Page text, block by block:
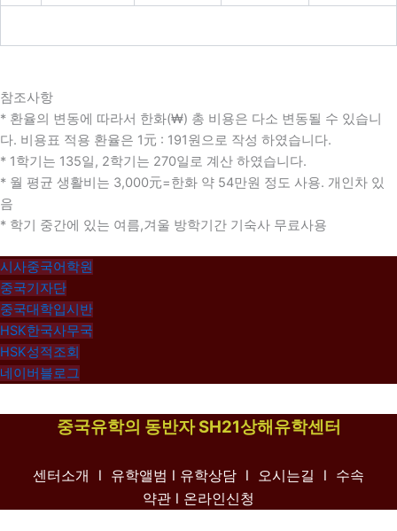
참조사항
* 환율의 변동에 따라서 한화(₩) 총 비용은 다소 변동될 수 있습니
다. 비용표 적용 환율은 1元 : 191원으로 작성 하였습니다.
* 1학기는 135일, 2학기는 270일로 계산 하였습니다.
* 월 평균 생활비는 3,000元=한화 약 54만원 정도 사용. 개인차 있
음
* 학기 중간에 있는 여름,겨울 방학기간 기숙사 무료사용
시사중국어학원
중국기자단
중국대학입시반
HSK한국사무국
HSK성적조회
네이버블로그
중국유학의 동반자 SH21상해유학센터
센터소개 l 유학앨범 l 유학상담 l 오시는길 l 수속
약관 l 온라인신청